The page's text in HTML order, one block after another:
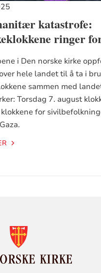
katastrofe:
ringer
i Den norske kirke
hele landet til å ta i
sammen med
Torsdag 7. august
for
NORSKE
KIRKE